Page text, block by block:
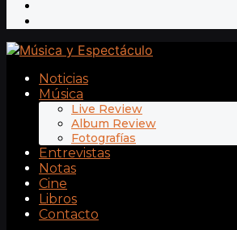
Noticias
Música
Live Review
Album Review
Fotografías
Entrevistas
Notas
Cine
Libros
Contacto